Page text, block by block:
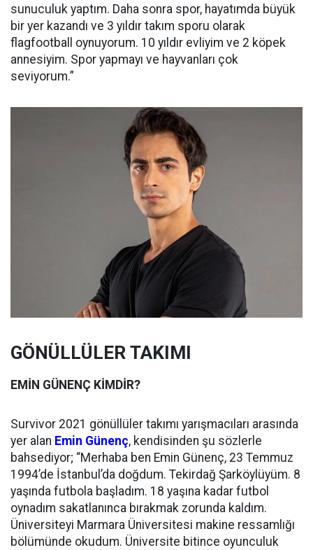
sunuculuk yaptım. Daha sonra spor, hayatımda büyük
bir yer kazandı ve 3 yıldır takım sporu olarak
flagfootball oynuyorum. 10 yıldır evliyim ve 2 köpek
annesiyim. Spor yapmayı ve hayvanları çok
seviyorum.”
GÖNÜLLÜLER TAKIMI
EMİN GÜNENÇ KİMDİR?
Survivor 2021 gönüllüler takımı yarışmacıları arasında
yer alan Emin Günenç, kendisinden şu sözlerle
bahsediyor; “Merhaba ben Emin Günenç, 23 Temmuz
1994’de İstanbul’da doğdum. Tekirdağ Şarköylüyüm. 8
yaşında futbola başladım. 18 yaşına kadar futbol
oynadım sakatlanınca bırakmak zorunda kaldım.
Üniversiteyi Marmara Üniversitesi makine ressamlığı
bölümünde okudum. Üniversite bitince oyunculuk